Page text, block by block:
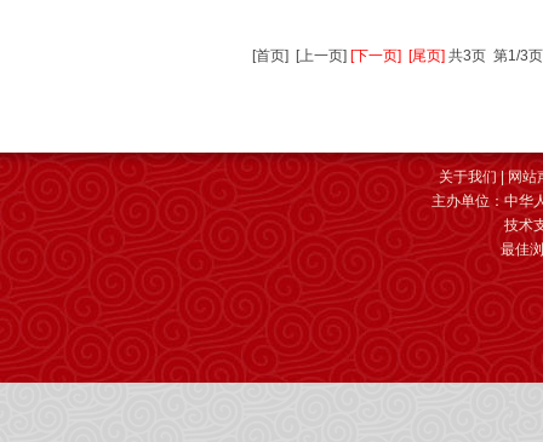
[首页] [上一页] [下一页] [尾页] 共3页 第1/3页
关于我们
网站
主办单位：中华
技术
最佳